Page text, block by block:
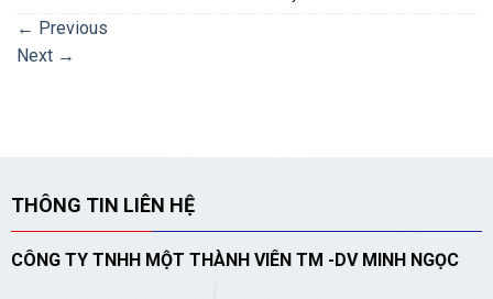
← Previous
Next →
THÔNG TIN LIÊN HỆ
CÔNG TY TNHH MỘT THÀNH VIÊN TM -DV MINH NGỌC